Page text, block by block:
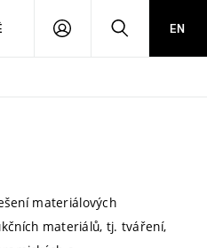
PŘIHLÁSIT HLEDATEN
materiálových
materiálů, tj. tváření,